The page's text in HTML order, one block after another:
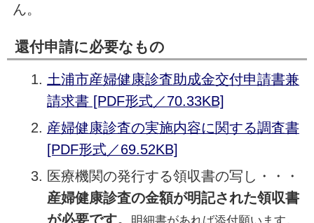
ん。
還付申請に必要なもの
土浦市産婦健康診査助成金交付申請書兼
請求書 [PDF形式／70.33KB]
産婦健康診査の実施内容に関する調査書
[PDF形式／69.52KB]
医療機関の発行する領収書の写し・・・
産婦健康診査の金額が明記された領収書
が必要です。